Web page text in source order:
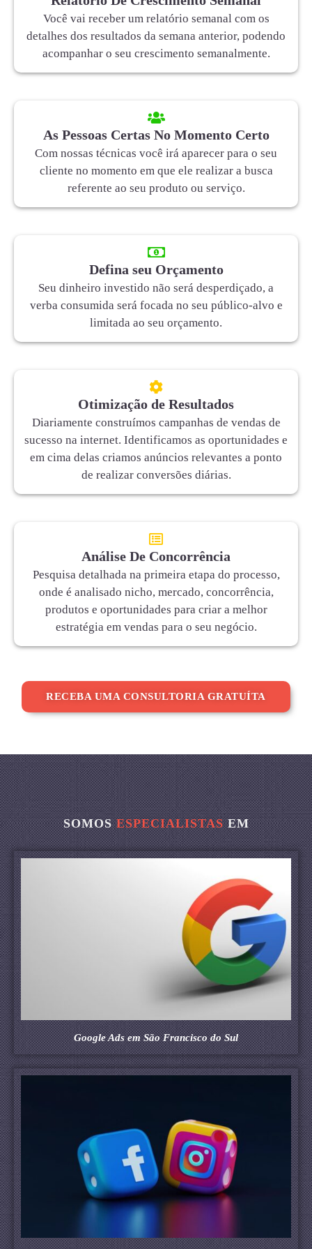
Você vai receber um relatório semanal com os
detalhes dos resultados da semana anterior, podendo
acompanhar o seu crescimento semanalmente.
As Pessoas Certas No Momento Certo
Com nossas técnicas você irá aparecer para o seu
cliente no momento em que ele realizar a busca
referente ao seu produto ou serviço.
Defina seu Orçamento
Seu dinheiro investido não será desperdiçado, a
verba consumida será focada no seu público-alvo e
limitada ao seu orçamento.
Otimização de Resultados
Diariamente construímos campanhas de vendas de
sucesso na internet. Identificamos as oportunidades e
em cima delas criamos anúncios relevantes a ponto
de realizar conversões diárias.
Análise De Concorrência
Pesquisa detalhada na primeira etapa do processo,
onde é analisado nicho, mercado, concorrência,
produtos e oportunidades para criar a melhor
estratégia em vendas para o seu negócio.
RECEBA UMA CONSULTORIA GRATUÍTA
SOMOSESPECIALISTASEM
Google Ads em São Francisco do Sul